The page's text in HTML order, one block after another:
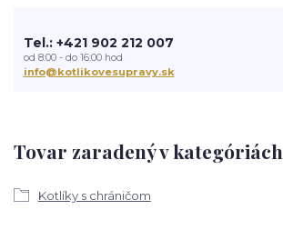
Tovar zaradený v kategóriách
Kotlíky s chráničom
Tel.: +421 902 212 007
od 8:00 - do 16:00 hod
info@kotlikovesupravy.sk